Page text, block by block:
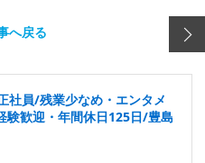
へ戻る
社員/残業少なめ・エンタメ
験歓迎・年間休日125日/豊島